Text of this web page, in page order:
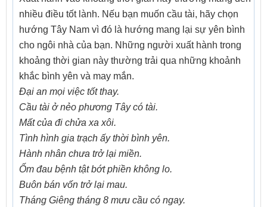
nhiều điều tốt lành. Nếu bạn muốn cầu tài, hãy chọn
hướng Tây Nam vì đó là hướng mang lại sự yên bình
cho ngôi nhà của bạn. Những người xuất hành trong
khoảng thời gian này thường trải qua những khoảnh
khắc bình yên và may mắn.
Đại an mọi việc tốt thay.
Cầu tài ở nẻo phương Tây có tài.
Mất của đi chửa xa xôi.
Tình hình gia trạch ấy thời bình yên.
Hành nhân chưa trở lại miền.
Ốm đau bệnh tật bớt phiền không lo.
Buôn bán vốn trở lại mau.
Tháng Giêng tháng 8 mưu cầu có ngay.